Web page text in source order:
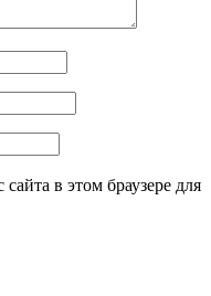
в этом браузере для